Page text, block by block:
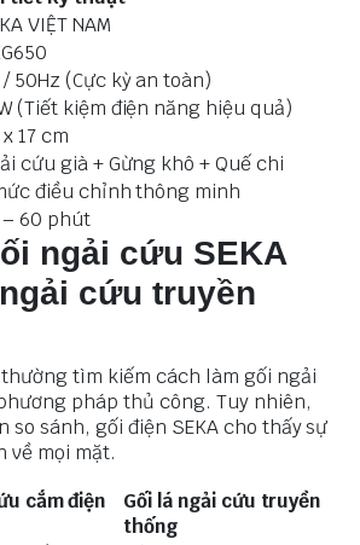
VIỆT NAM
/ 50Hz (Cực kỳ an toàn)
(Tiết kiệm điện năng hiệu quả)
17 cm
cứu già + Gừng khô + Quế chi
điều chỉnh thông minh
60 phút
ngải cứu SEKA
cứu truyền
tìm kiếm cách làm gối ngải
pháp thủ công. Tuy nhiên,
so sánh, gối điện SEKA cho thấy sự
về mọi mặt.
cắm điện
Gối lá ngải cứu truyền
thống